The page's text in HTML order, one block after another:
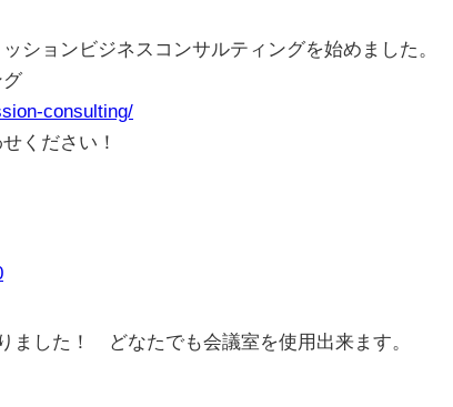
ションビジネスコンサルティングを始めました。
consulting/
ください！
ました！ どなたでも会議室を使用出来ます。